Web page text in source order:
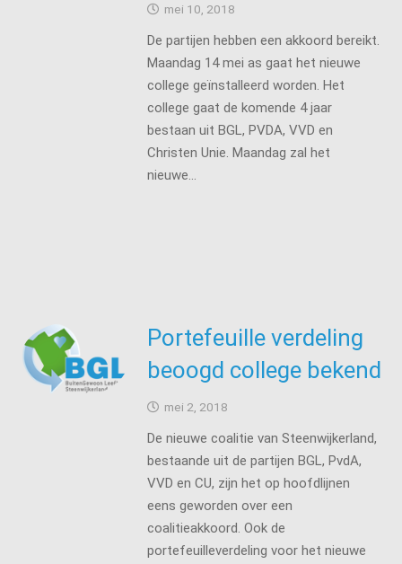
mei 10, 2018
De partijen hebben een akkoord bereikt.
Maandag 14 mei as gaat het nieuwe
college geïnstalleerd worden. Het
college gaat de komende 4 jaar
bestaan uit BGL, PVDA, VVD en
Christen Unie. Maandag zal het
nieuwe…
Portefeuille verdeling
beoogd college bekend
mei 2, 2018
De nieuwe coalitie van Steenwijkerland,
bestaande uit de partijen BGL, PvdA,
VVD en CU, zijn het op hoofdlijnen
eens geworden over een
coalitieakkoord. Ook de
portefeuilleverdeling voor het nieuwe